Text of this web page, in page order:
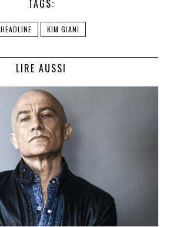
TAGS:
HEADLINE KIM GIANI
LIRE AUSSI